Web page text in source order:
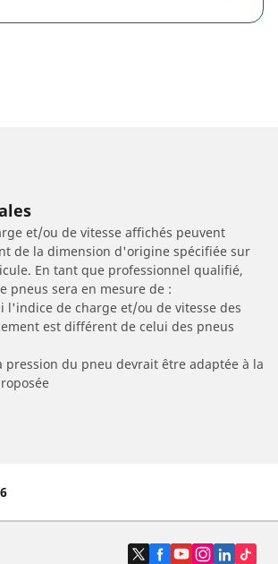
et/ou de vitesse affichés peuvent
de la dimension d'origine spécifiée sur
En tant que professionnel qualifié,
pneus sera en mesure de :
l'indice de charge et/ou de vitesse des
est différent de celui des pneus
pression du pneu devrait être adaptée à la